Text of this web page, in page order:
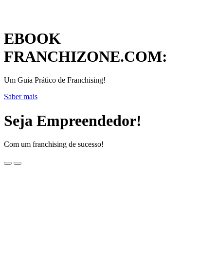
EBOOK
FRANCHIZONE.COM:
Um Guia Prático de Franchising!
Saber mais
Seja Empreendedor!
Com um franchising de sucesso!